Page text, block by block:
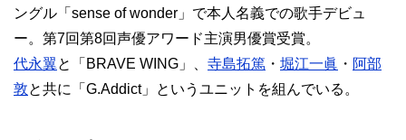
ングル「sense of wonder」で本人名義での歌手デビュ
ー。第7回第8回声優アワード主演男優賞受賞。
代永翼と「BRAVE WING」、 寺島拓篤 ・ 堀江一眞 ・ 阿部
敦と共に「G.Addict」というユニットを組んでいる。